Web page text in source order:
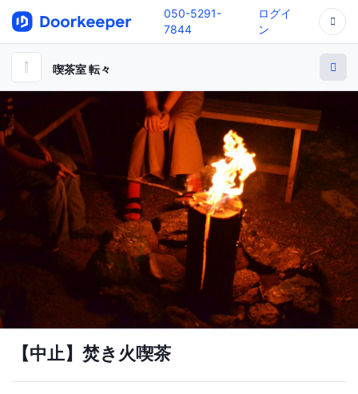
050-5291-
7844
ログイ
ン
喫茶室 転々
【中止】焚き火喫茶